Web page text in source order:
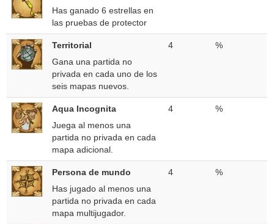
Has ganado 6 estrellas en
las pruebas de protector
Territorial
Gana una partida no
privada en cada uno de los
seis mapas nuevos.
4 %
Aqua Incognita
Juega al menos una
partida no privada en cada
mapa adicional.
4 %
Persona de mundo
Has jugado al menos una
partida no privada en cada
mapa multijugador.
4 %